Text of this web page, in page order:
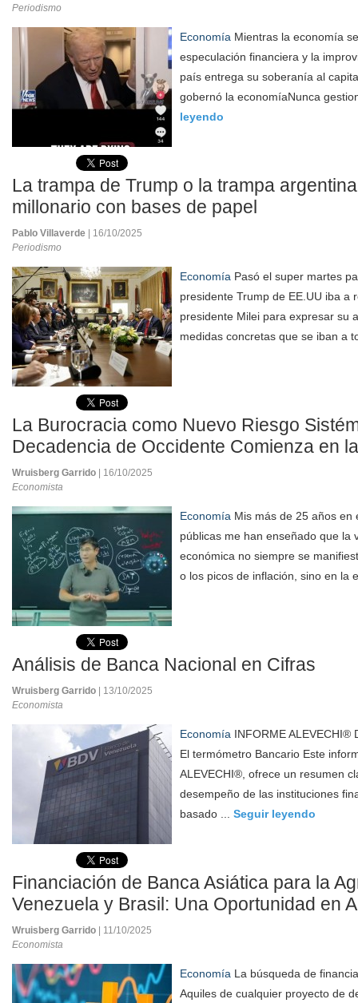
Periodismo
Economía Mientras la economía
especulación financiera y la
país entrega su soberanía al
gobernó la economíaNunca
leyendo
La trampa de Trump o la trampa
millonario con bases de papel
Pablo Villaverde
| 16/10/2025
Periodismo
Economía Pasó el super martes
presidente Trump de EE.UU iba a
presidente Milei para expresar su
medidas concretas que se iban a
La Burocracia como Nuevo Riesgo
Decadencia de Occidente Comienza en
Wruisberg Garrido
| 16/10/2025
Economista
Economía Mis más de 25 años en
públicas me han enseñado que la
económica no siempre se
o los picos de inflación, sino en la
Análisis de Banca Nacional en Cifras
Wruisberg Garrido
| 13/10/2025
Economista
Economía INFORME ALEVECHI®
El termómetro Bancario Este
ALEVECHI®, ofrece un resumen
desempeño de las instituciones
basado ... Seguir leyendo
Financiación de Banca Asiática para la
Venezuela y Brasil: Una Oportunidad en
Wruisberg Garrido
| 11/10/2025
Economista
Economía La búsqueda de
Aquiles de cualquier proyecto de